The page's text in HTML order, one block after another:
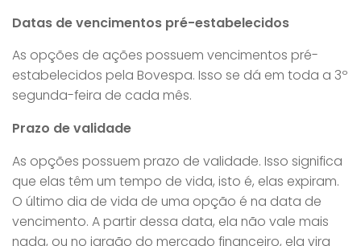
Datas de vencimentos pré-estabelecidos
As opções de ações possuem vencimentos pré-
estabelecidos pela Bovespa. Isso se dá em toda a 3º
segunda-feira de cada mês.
Prazo de validade
As opções possuem prazo de validade. Isso significa
que elas têm um tempo de vida, isto é, elas expiram.
O último dia de vida de uma opção é na data de
vencimento. A partir dessa data, ela não vale mais
nada, ou no jargão do mercado financeiro, ela vira